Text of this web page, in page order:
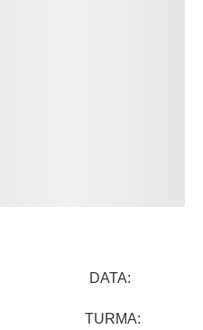
DATA: